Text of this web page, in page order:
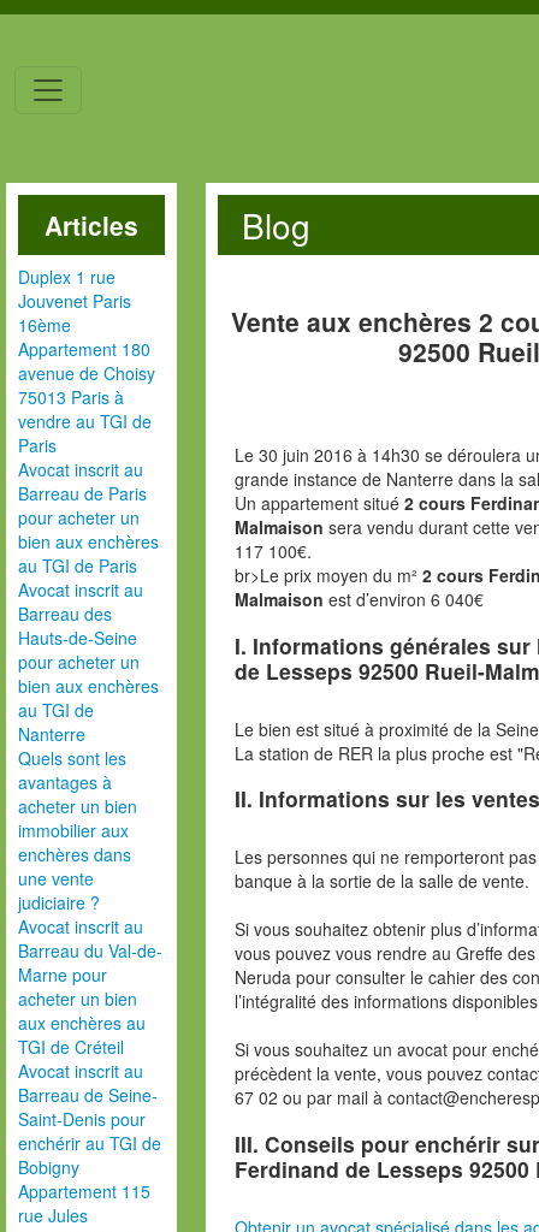
Articles
Duplex 1 rue
Jouvenet Paris
16ème
Appartement 180
avenue de Choisy
75013 Paris à
vendre au TGI de
Paris
Avocat inscrit au
Barreau de Paris
pour acheter un
bien aux enchères
au TGI de Paris
Avocat inscrit au
Barreau des
Hauts-de-Seine
pour acheter un
bien aux enchères
au TGI de
Nanterre
Quels sont les
avantages à
acheter un bien
immobilier aux
enchères dans
une vente
judiciaire ?
Avocat inscrit au
Barreau du Val-de-
Marne pour
acheter un bien
aux enchères au
TGI de Créteil
Avocat inscrit au
Barreau de Seine-
Saint-Denis pour
enchérir au TGI de
Bobigny
Appartement 115
rue Jules
Blog
Vente aux enchères 2
92500
Le 30 juin 2016 à 14h30 se déroulera
grande instance de Nanterre dans la
Un appartement situé 2 cours
Malmaison sera vendu durant cette
117 100€.
br>Le prix moyen du m² 2 cours
Malmaison est d’environ 6 040€
I. Informations générales
de Lesseps 92500 Rueil-
Le bien est situé à proximité de la
La station de RER la plus proche est
II. Informations sur les
Les personnes qui ne remporteront
banque à la sortie de la salle de vente.
Si vous souhaitez obtenir plus
vous pouvez vous rendre au Greffe
Neruda pour consulter le cahier des
l’intégralité des informations
Si vous souhaitez un avocat pour
précèdent la vente, vous pouvez
67 02 ou par mail à
III. Conseils pour enchérir
Ferdinand de Lesseps
Obtenir un avocat spécialisé dans les